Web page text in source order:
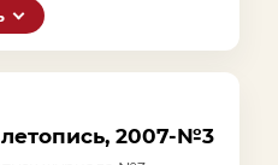
2007-№3